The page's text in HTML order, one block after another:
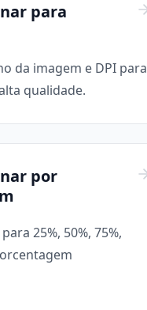
para
da imagem e DPI para
qualidade.
por
25%, 50%, 75%,